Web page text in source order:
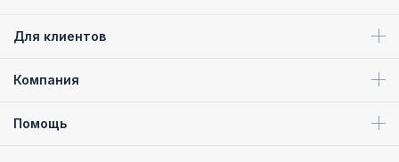
Для клиентов
Компания
Помощь